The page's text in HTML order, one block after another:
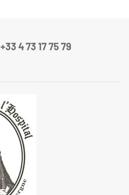
+33 4 73 17 75 79